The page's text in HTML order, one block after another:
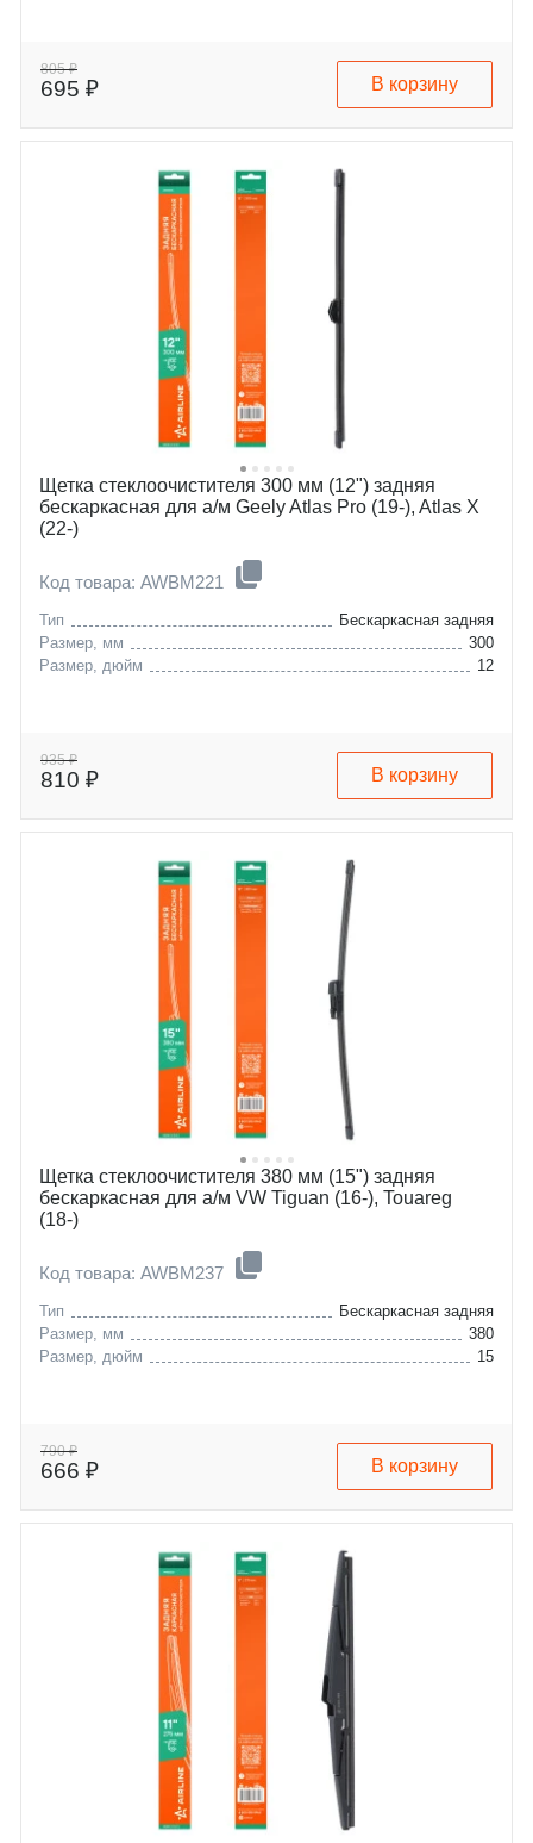
805 ₽
695 ₽ В корзину
Щетка стеклоочистителя 300 мм (12") задняя
бескаркасная для а/м Geely Atlas Pro (19-), Atlas X
(22-)
Код товара: AWBM221
Тип
Бескаркасная задняя
Размер, мм
300
Размер, дюйм
12
935 ₽
810 ₽ В корзину
Щетка стеклоочистителя 380 мм (15") задняя
бескаркасная для а/м VW Tiguan (16-), Touareg
(18-)
Код товара: AWBM237
Тип
Бескаркасная задняя
Размер, мм
380
Размер, дюйм
15
790 ₽
666 ₽ В корзину